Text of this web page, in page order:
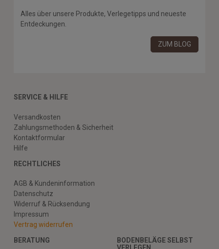
Alles über unsere Produkte, Verlegetipps und neueste
Entdeckungen.
ZUM BLOG
SERVICE & HILFE
Versandkosten
Zahlungsmethoden & Sicherheit
Kontaktformular
Hilfe
RECHTLICHES
AGB & Kundeninformation
Datenschutz
Widerruf & Rücksendung
Impressum
Vertrag widerrufen
BERATUNG
BODENBELÄGE SELBST